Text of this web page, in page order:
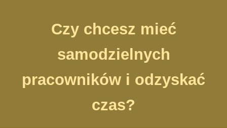
Czy chcesz mieć
samodzielnych
pracowników i odzyskać
czas?